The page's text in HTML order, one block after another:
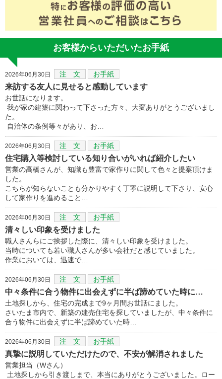
お客様からいただいたお手紙
2026年06月30日 注 文 お手紙
来訪する友人に見せると感動しています
お世話になります。
我が家の建築に関わって下さった方々、大変ありがとうございまし
た。
自治体の条例等々があり、お…
2026年06月30日 注 文 お手紙
住宅購入等検討している知り合いがいれば紹介したい
営業の高橋さんが、知識も豊富で家作りに関して色々と提案頂けま
した。
こちらが知らないことも分かりやすく丁寧に説明して下さり、安心
して家作りを進めること…
2026年06月30日 注 文 お手紙
清々しい印象を受けました
職人さんらにご挨拶した際に、清々しい印象を受けました。
当時についても若い職人さんが多い会社だと感じていました。
作業においては、迅速で…
2026年06月30日 注 文 お手紙
中々条件に合う物件に出会えずに半ば諦めていた時に…
土地探しから、住宅の完成まで9ヶ月間お世話にました。
さいたま市内で、新築の建売住宅を探していましたが、中々条件に
合う物件に出会えずに半ば諦めていた時…
2026年06月30日 注 文 お手紙
真摯に説明していただけたので、不安が解消されました
営業担当（Wさん）
土地探しから引き渡しまで、本当にありがとうございました。ロー